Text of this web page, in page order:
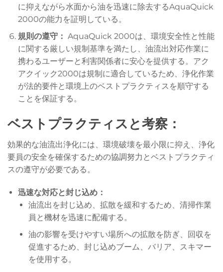
に抑えながら水面から油を迅速に除去するAquaQuick
2000の能力を証明している。
規則の遵守： AquaQuick 2000は、環境安全性と性能
に関する厳しい規制基準を満たし、油流出対応作業に
携わるユーザーと利害関係者に安心を提供する。アク
アクイック2000は規制に適合しているため、浄化作業
が法的要件と環境上のベストプラクティスを順守する
ことを保証する。
ベストプラクティスと考察：
効果的な油流出浄化には、環境破壊を最小限に抑え、浄化
要員の安全を確保するための協調努力とベストプラクティ
スの遵守が必要である。
迅速な対応と封じ込め：
油流出を封じ込め、拡散を緩和するため、清掃作業
員と機材を迅速に配備する。
油の影響を受けやすい場所への拡散を防ぎ、回収を
促進するため、封じ込めブーム、バリア、スキマー
を使用する。